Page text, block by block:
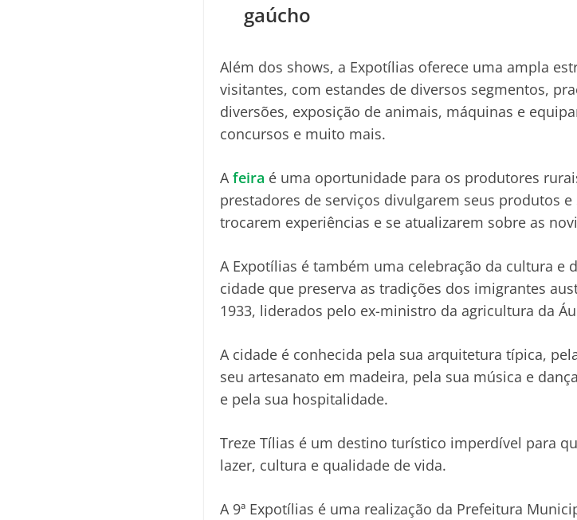
gaúcho
Além dos shows, a Expotílias oferece uma ampla
visitantes, com estandes de diversos segmentos,
diversões, exposição de animais, máquinas e
concursos e muito mais.
Afeira é uma oportunidade para os produtores
prestadores de serviços divulgarem seus produtos
trocarem experiências e se atualizarem sobre as
A Expotílias é também uma celebração da cultura e
cidade que preserva as tradições dos imigrantes
1933, liderados pelo ex-ministro da agricultura da
A cidade é conhecida pela sua arquitetura típica,
seu artesanato em madeira, pela sua música e
e pela sua hospitalidade.
Treze Tílias é um destino turístico imperdível para
lazer, cultura e qualidade de vida.
A 9ª Expotílias é uma realização da Prefeitura